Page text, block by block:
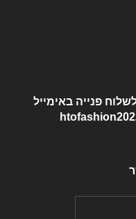
פנייה באימייל